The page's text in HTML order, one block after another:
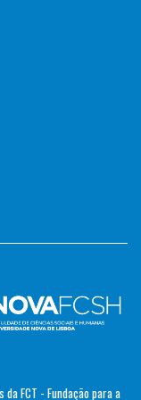
FCT - Fundação para a